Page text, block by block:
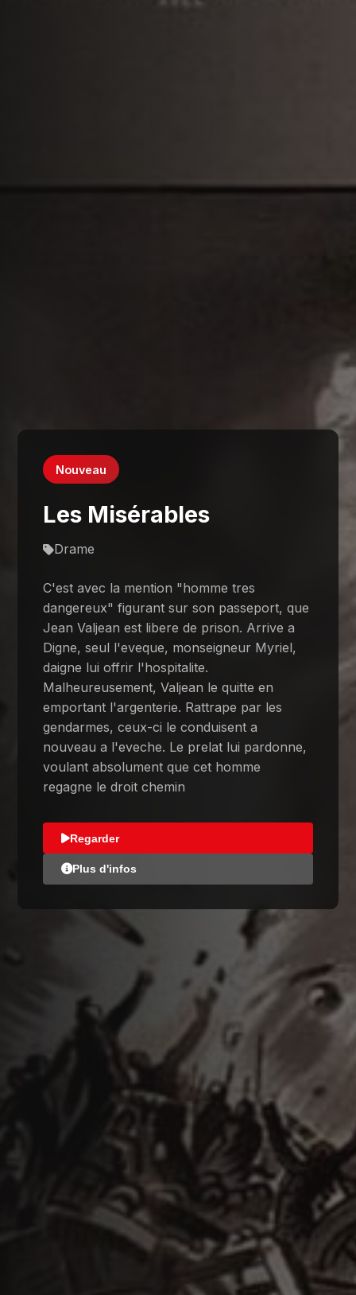
Nouveau
Les Misérables
Drame
C'est avec la mention "homme tres
dangereux" figurant sur son passeport, que
Jean Valjean est libere de prison. Arrive a
Digne, seul l'eveque, monseigneur Myriel,
daigne lui offrir l'hospitalite.
Malheureusement, Valjean le quitte en
emportant l'argenterie. Rattrape par les
gendarmes, ceux-ci le conduisent a
nouveau a l'eveche. Le prelat lui pardonne,
voulant absolument que cet homme
regagne le droit chemin
Regarder
Plus d'infos